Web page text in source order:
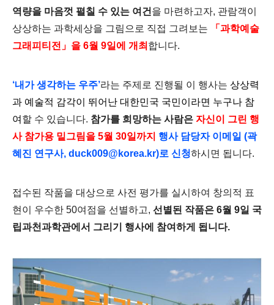
역량을 마음껏 펼칠 수 있는 여건 을 마련하고자, 관람객이
상상하는 과학세상을 그림으로 직접 그려보는
「과학예술
그래피티전」을 6월 9일에 개최 합니다.
‘내가 생각하는 우주’라는 주제로 진행될 이 행사는 상상력
과 예술적 감각이 뛰어난 대한민국 국민이라면 누구나 참
여 할 수 있습니다. 참가를 희망하는 사람은 자신이 그린 행
사 참가용 밑그림을 5월 30일까지 행사 담당자 이메일 (곽
혜진 연구사, duck009@korea.kr)로 신청하시면 됩니다.
접수된 작품을 대상으로 사전 평가를 실시하여 창의적 표
현이 우수한 50여점을 선별하고, 선별된 작품은 6월 9일 국
립과천과학관에서 그리기 행사에 참여하게 됩니다.